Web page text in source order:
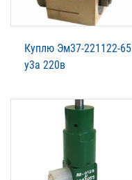
Куплю Эм37-221122-65
у3а 220в